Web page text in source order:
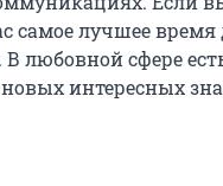
самое лучшее время
любовной сфере
интересных